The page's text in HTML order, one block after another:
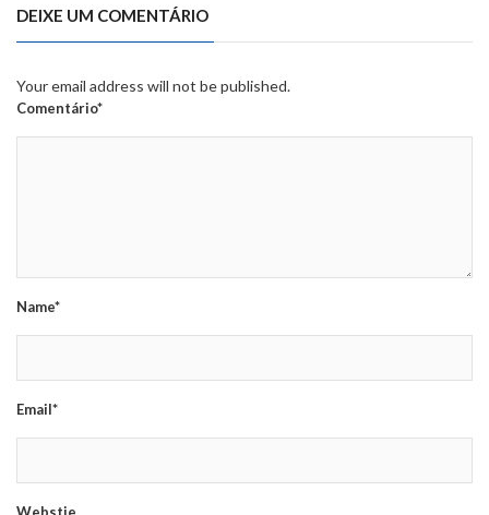
DEIXE UM COMENTÁRIO
Your email address will not be published.
Comentário*
Name*
Email*
Webstie